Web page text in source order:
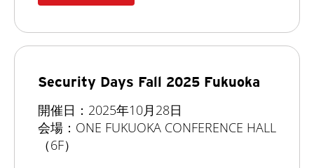
Security Days Fall 2025 Fukuoka
開催日：2025年10月28日
会場：ONE FUKUOKA CONFERENCE HALL
（6F）